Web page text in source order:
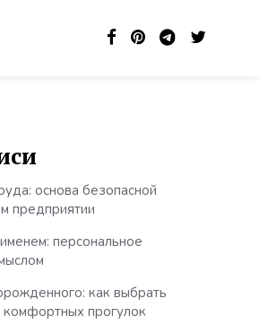
основа безопасной
предприятии
персональное
как выбрать
прогулок